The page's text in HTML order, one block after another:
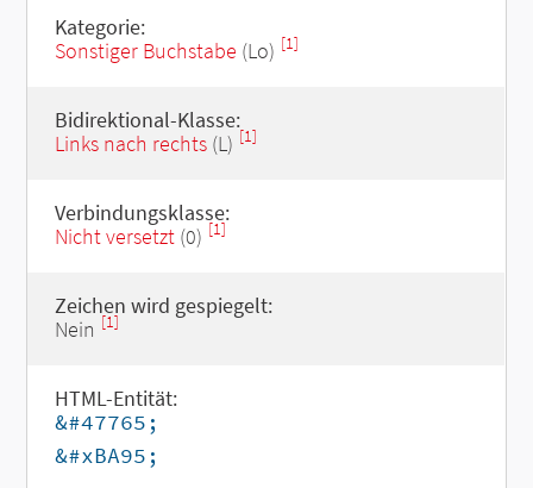
Kategorie:
Sonstiger Buchstabe (Lo) [1]
Bidirektional-Klasse:
Links nach rechts(L) [1]
Verbindungsklasse:
Nicht versetzt(0) [1]
Zeichen wird gespiegelt:
Nein [1]
HTML-Entität:
&#47765;
&#xBA95;